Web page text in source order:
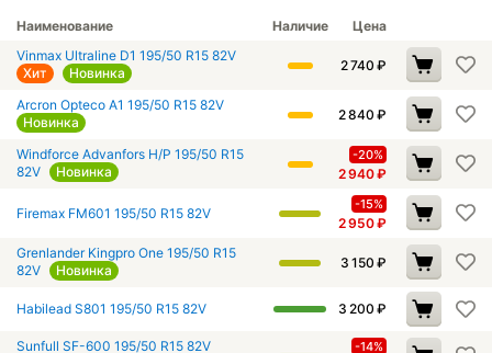
Наименование Наличие
Цена
Vinmax Ultraline D1 195/50 R15 82V
Хит
Новинка 2 740 ₽
Arcron Opteco A1 195/50 R15 82V
Новинка
2 840 ₽
Windforce Advanfors H/P 195/50 R15
82V
Новинка
-20%
2 940₽
Firemax FM601 195/50 R15 82V
-15%
2 950₽
Grenlander Kingpro One 195/50 R15
82V
Новинка 3 150 ₽
Habilead S801 195/50 R15 82V 3 200 ₽
Sunfull SF-600 195/50 R15 82V
-14%